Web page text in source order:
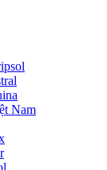
Nam